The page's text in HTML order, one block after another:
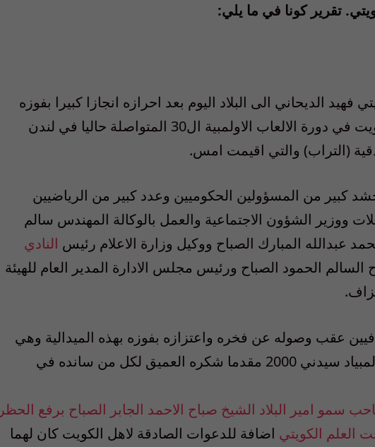
تقرير كونا في ما يلي:
فهيد الديحاني الى البلاد اليوم بعد احرازه انجازا كبيرا بفوزه
بالميدالية البرونزية هي الاولى للكويت في دورة الالعاب الاولمبية ال30 المتواصلة حاليا في لندن
(التراب) والتي اقيمت امس.
كبير من المسؤولين الحكوميين وعدد كبير من الرياضيين
ووزير الشؤون الاجتماعية والعمل بالوكالة المهندس سالم
عبدالله المبارك الصباح ووكيل وزارة الاعلام رئيس النادي
الحمود الصباح ورئيس مجلس الادارة المدير العام للهيئة
عقب وصوله عن فخره واعتزازه بفوزه بهذه الميدالية وهي
الثانية له في تاريخه بعد برونزية اولمبياد سيدني 2000 مقدما شكره العميق لكل من سانده في
سمو امير البلاد الشيخ صباح الاحمد الجابر الصباح برفع الحظر
العلم الكويتي اضافة للدعوات الصادقة لاهل الكويت كان لهما